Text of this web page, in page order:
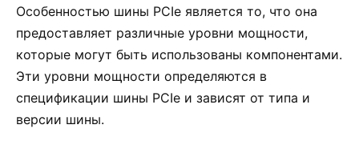
Особенностью шины PCIe является то, что она
предоставляет различные уровни мощности,
которые могут быть использованы компонентами.
Эти уровни мощности определяются в
спецификации шины PCIe и зависят от типа и
версии шины.